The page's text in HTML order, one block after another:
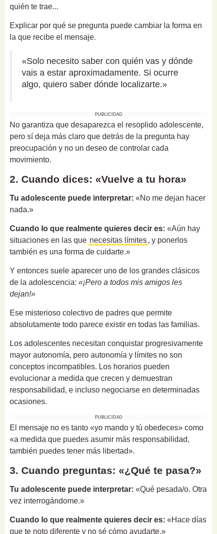
quién te trae...
Explicar por qué se pregunta puede cambiar la forma en
la que recibe el mensaje.
«Solo necesito saber con quién vas y dónde
vais a estar aproximadamente. Si ocurre
algo, quiero saber dónde localizarte.»
PUBLICIDAD
No garantiza que desaparezca el resoplido adolescente,
pero sí deja más claro que detrás de la pregunta hay
preocupación y no un deseo de controlar cada
movimiento.
2. Cuando dices: «Vuelve a tu hora»
Tu adolescente puede interpretar: «No me dejan hacer
nada.»
Cuando lo que realmente quieres decir es: «Aún hay
situaciones en las que necesitas límites, y ponerlos
también es una forma de cuidarte.»
Y entonces suele aparecer uno de los grandes clásicos
de la adolescencia: «¡Pero a todos mis amigos les
dejan!»
Ese misterioso colectivo de padres que permite
absolutamente todo parece existir en todas las familias.
Los adolescentes necesitan conquistar progresivamente
mayor autonomía, pero autonomía y límites no son
conceptos incompatibles. Los horarios pueden
evolucionar a medida que crecen y demuestran
responsabilidad, e incluso negociarse en determinadas
ocasiones.
PUBLICIDAD
El mensaje no es tanto «yo mando y tú obedeces» como
«a medida que puedes asumir más responsabilidad,
también puedes tener más libertad».
3. Cuando preguntas: «¿Qué te pasa?»
Tu adolescente puede interpretar: «Qué pesada/o. Otra
vez interrogándome.»
Cuando lo que realmente quieres decir es: «Hace días
que te noto diferente y no sé cómo ayudarte.»